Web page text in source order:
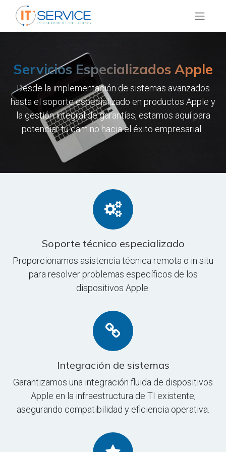
Servicios Especializados Apple
Desde la implementación de sistemas avanzados
hasta el soporte especializado en productos Apple y
la gestión integral de garantías, estamos aquí para
potenciar tu camino hacia el éxito empresarial.
Soporte técnico especializado
Proporcionamos asistencia técnica remota o in situ
para resolver problemas específicos de los
dispositivos Apple.
Integración de sistemas
Garantizamos una integración fluida de dispositivos
Apple en la infraestructura de TI existente,
asegurando compatibilidad y eficiencia operativa.